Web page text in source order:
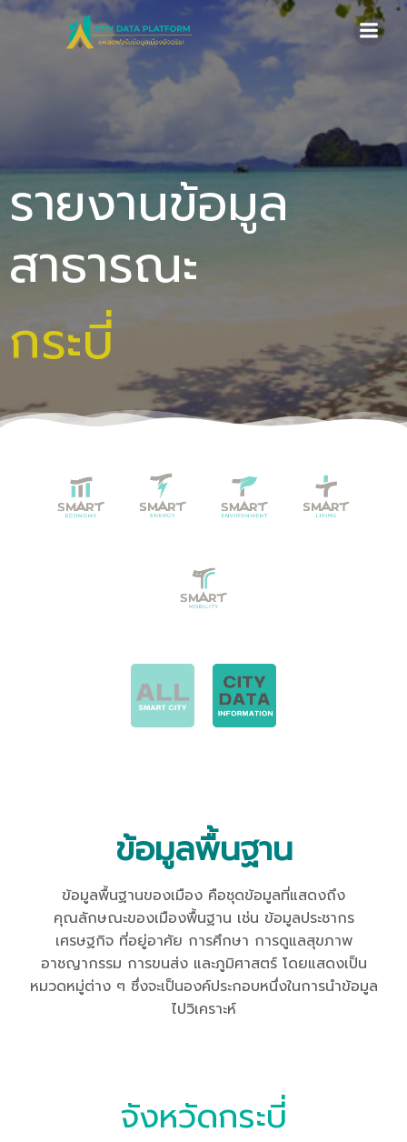
Skip
to
content
รายงานข้อมูล
สาธารณะ
กระบี่
ข้อมูลพื้นฐาน
ข้อมูลพื้นฐานของเมือง คือชุดข้อมูลที่แสดงถึง
คุณลักษณะของเมืองพื้นฐาน เช่น ข้อมูลประชากร
เศรษฐกิจ ที่อยู่อาศัย การศึกษา การดูแลสุขภาพ
อาชญากรรม การขนส่ง และภูมิศาสตร์ โดยแสดงเป็น
หมวดหมู่ต่าง ๆ ซึ่งจะเป็นองค์ประกอบหนึ่งในการนำข้อมูล
ไปวิเคราะห์
จังหวัดกระบี่